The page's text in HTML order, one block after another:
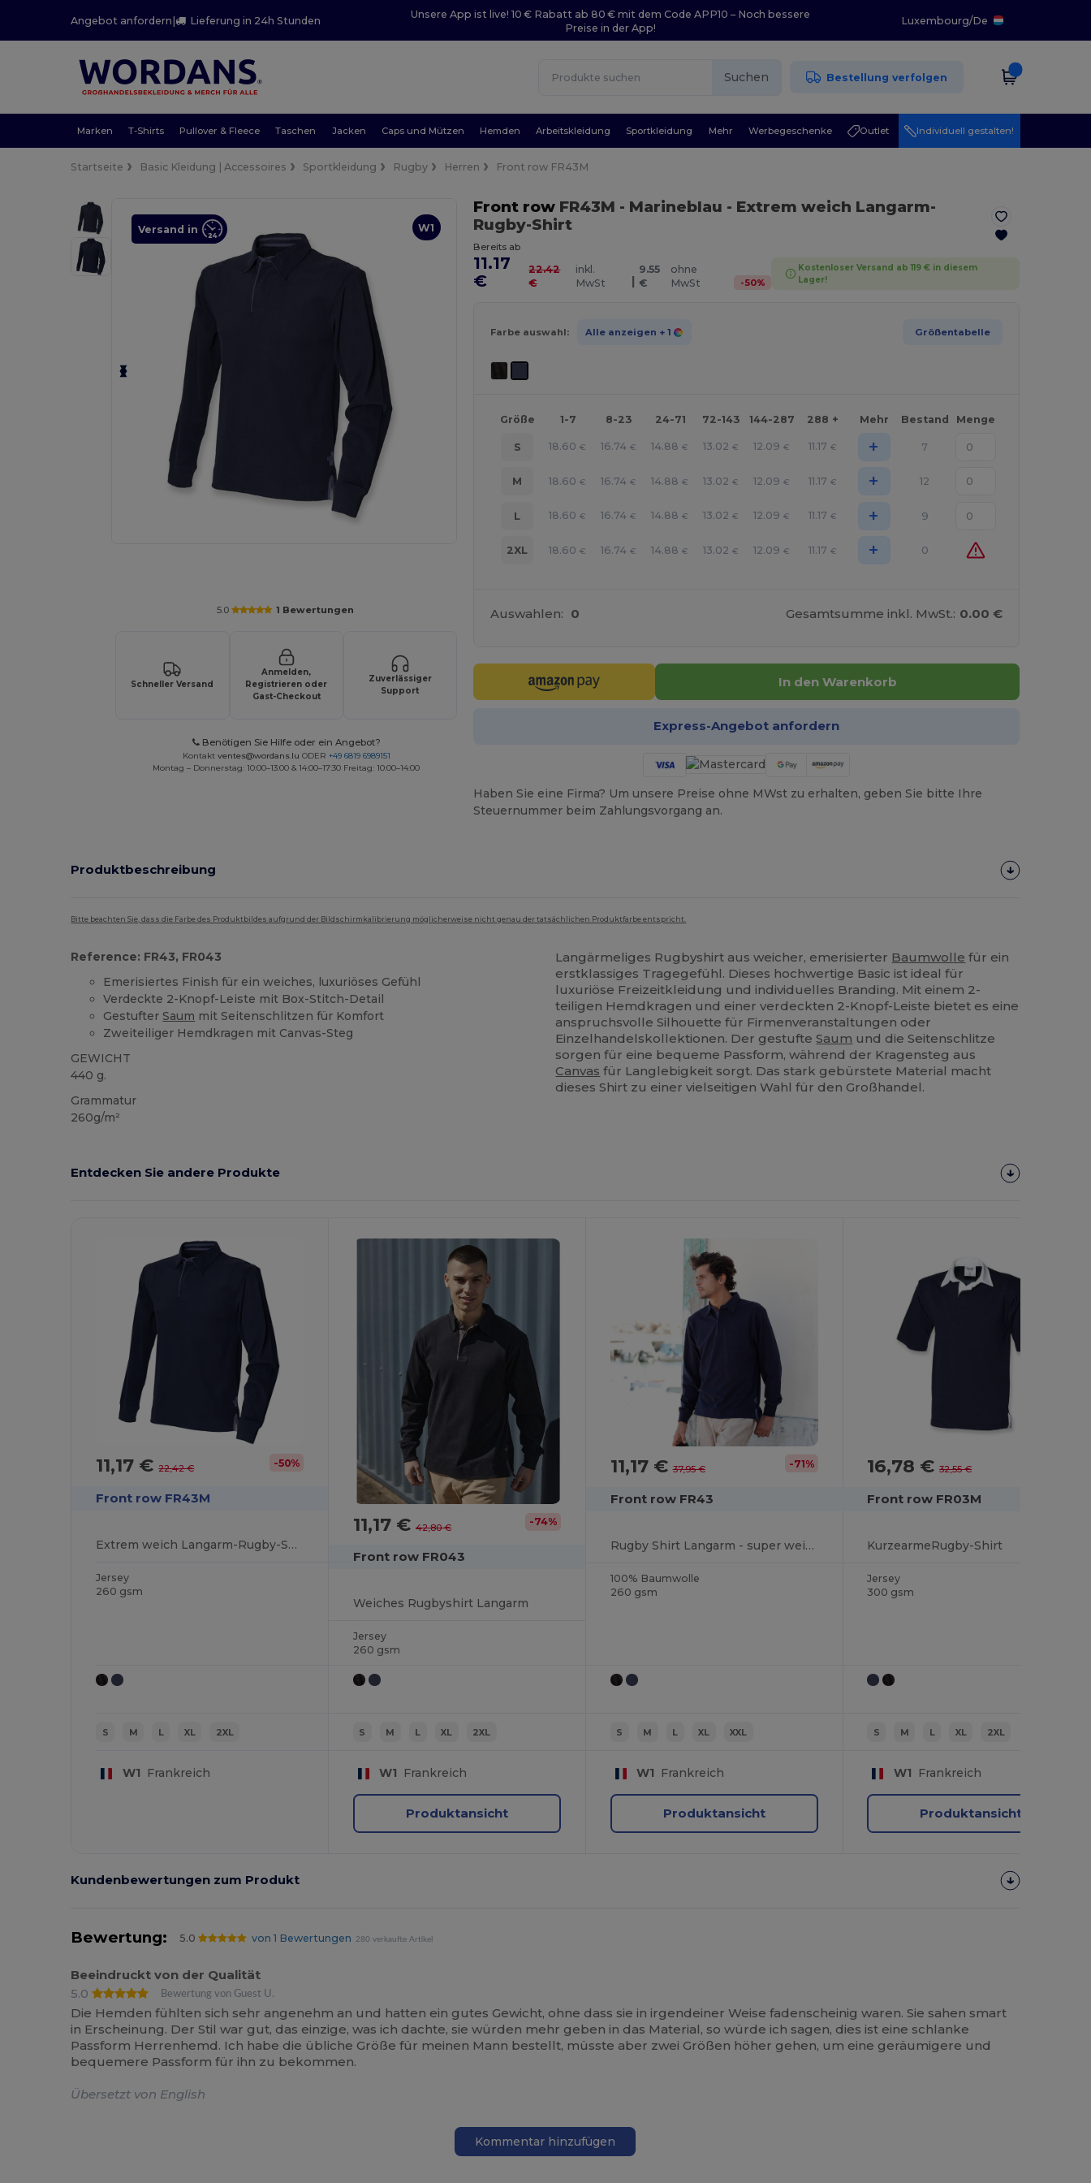
Angebot anfordern| Lieferung in 24h Stunden
Unsere App ist live! 10 € Rabatt ab 80 € mit dem Code APP10 – Noch bessere
Preise in der App!
Luxembourg/De
Suchen Bestellung verfolgen
Marken T-Shirts Pullover & Fleece Taschen Jacken Caps und Mützen Hemden Arbeitskleidung Sportkleidung Mehr Werbegeschenke Outlet Individuell gestalten!
Startseite Basic Kleidung | Accessoires Sportkleidung Rugby Herren Front row FR43M
W1
Versand in
5.0 1 Bewertungen
Schneller Versand
Anmelden,
Registrieren oder
Gast-Checkout
Zuverlässiger
Support
Benötigen Sie Hilfe oder ein Angebot?
Kontakt ventes@wordans.lu ODER +49 6819 6989151
Montag – Donnerstag: 10:00–13:00 & 14:00–17:30 Freitag: 10:00–14:00
Front rowFR43M - Marineblau - Extrem weich Langarm-
Rugby-Shirt
Bereits ab
11.17
€
22.42
€
inkl.
MwSt
|
9.55
€
ohne
MwSt
-50%
Kostenloser Versand ab 119 € in diesem
Lager!
Farbe auswahl: Alle anzeigen + 1 Größentabelle
Größe 1-7 8-23 24-71 72-143 144-287 288 + Mehr Bestand Menge
S 18.60 € 16.74 € 14.88 € 13.02 € 12.09 € 11.17 € + 7
M 18.60 € 16.74 € 14.88 € 13.02 € 12.09 € 11.17 € + 12
L 18.60 € 16.74 € 14.88 € 13.02 € 12.09 € 11.17 € + 9
2XL 18.60 € 16.74 € 14.88 € 13.02 € 12.09 € 11.17 € + 0
Auswahlen: 0 Gesamtsumme inkl. MwSt.: 0.00 €
In den Warenkorb
Express-Angebot anfordern
Haben Sie eine Firma? Um unsere Preise ohne MWst zu erhalten, geben Sie bitte Ihre
Steuernummer beim Zahlungsvorgang an.
Produktbeschreibung
Bitte beachten Sie, dass die Farbe des Produktbildes aufgrund der Bildschirmkalibrierung möglicherweise nicht genau der tatsächlichen Produktfarbe entspricht.
Reference: FR43, FR043
Emerisiertes Finish für ein weiches, luxuriöses Gefühl
Verdeckte 2-Knopf-Leiste mit Box-Stitch-Detail
GestufterSaum mit Seitenschlitzen für Komfort
Zweiteiliger Hemdkragen mit Canvas-Steg
GEWICHT
440 g.
Grammatur
260g/m²
Langärmeliges Rugbyshirt aus weicher, emerisierter Baumwolle für ein
erstklassiges Tragegefühl. Dieses hochwertige Basic ist ideal für
luxuriöse Freizeitkleidung und individuelles Branding. Mit einem 2-
teiligen Hemdkragen und einer verdeckten 2-Knopf-Leiste bietet es eine
anspruchsvolle Silhouette für Firmenveranstaltungen oder
Einzelhandelskollektionen. Der gestufteSaum und die Seitenschlitze
sorgen für eine bequeme Passform, während der Kragensteg aus
Canvas für Langlebigkeit sorgt. Das stark gebürstete Material macht
dieses Shirt zu einer vielseitigen Wahl für den Großhandel.
Entdecken Sie andere Produkte
11,17 €22,42 € -50%
Front row FR43M
Extrem weich Langarm-Rugby-Shirt
Jersey
260 gsm
S M L XL 2XL
W1 Frankreich
11,17 € 42,80 € -74%
Front row FR043
Weiches Rugbyshirt Langarm
Jersey
260 gsm
S M L XL 2XL
W1 Frankreich
Produktansicht
11,17 €37,95 € -71%
Front row FR43
Rugby Shirt Langarm - super weich
100% Baumwolle
260 gsm
S M L XL XXL
W1 Frankreich
Produktansicht
16,78 €32,55 €
Front row FR03M
KurzearmeRugby-Shirt
Jersey
300 gsm
S M L XL 2XL
W1 Frankreich
Produktansicht
Kundenbewertungen zum Produkt
Bewertung: 5.0 von 1 Bewertungen 280 verkaufte Artikel
Beeindruckt von der Qualität
5.0
Bewertung von Guest U.
Die Hemden fühlten sich sehr angenehm an und hatten ein gutes Gewicht, ohne dass sie in irgendeiner Weise fadenscheinig waren. Sie sahen smart
in Erscheinung. Der Stil war gut, das einzige, was ich dachte, sie würden mehr geben in das Material, so würde ich sagen, dies ist eine schlanke
Passform Herrenhemd. Ich habe die übliche Größe für meinen Mann bestellt, müsste aber zwei Größen höher gehen, um eine geräumigere und
bequemere Passform für ihn zu bekommen.
Übersetzt von English
Kommentar hinzufügen